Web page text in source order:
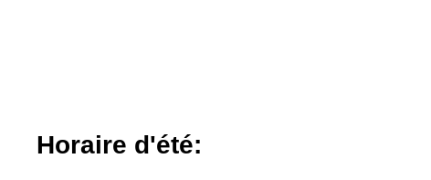
Horaire d'été: